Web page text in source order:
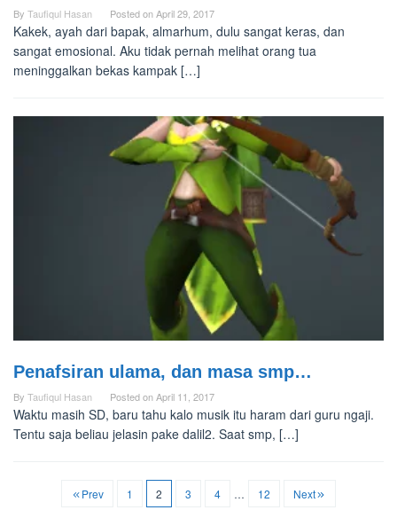
By Taufiqul Hasan Posted onApril 29, 2017
Kakek, ayah dari bapak, almarhum, dulu sangat keras, dan
sangat emosional. Aku tidak pernah melihat orang tua
meninggalkan bekas kampak […]
Penafsiran ulama, dan masa smp…
By Taufiqul Hasan Posted onApril 11, 2017
Waktu masih SD, baru tahu kalo musik itu haram dari guru ngaji.
Tentu saja beliau jelasin pake dalil2. Saat smp, […]
Prev 1 2 3 4 … 12 Next